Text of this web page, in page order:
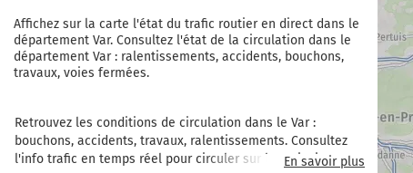
Affichez sur la carte l'état du trafic routier en direct dans le
département Var. Consultez l'état de la circulation dans le
département Var : ralentissements, accidents, bouchons,
travaux, voies fermées.
Retrouvez les conditions de circulation dans le Var :
bouchons, accidents, travaux, ralentissements. Consultez
l'info trafic en temps réel pour circuler sur les principaux
En savoir plus